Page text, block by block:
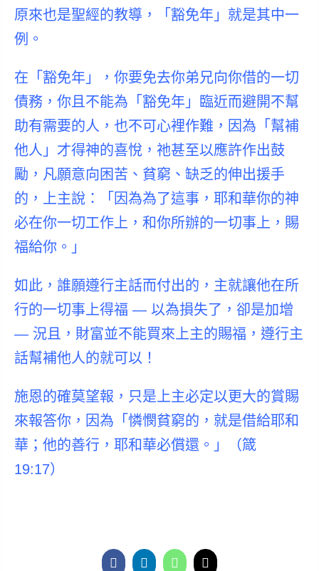
原來也是聖經的教導，「豁免年」就是其中一
例。
在「豁免年」，你要免去你弟兄向你借的一切
債務，你且不能為「豁免年」臨近而避開不幫
助有需要的人，也不可心裡作難，因為「幫補
他人」才得神的喜悅，祂甚至以應許作出鼓
勵，凡願意向困苦、貧窮、缺乏的伸出援手
的，上主說：「因為為了這事，耶和華你的神
必在你一切工作上，和你所辦的一切事上，賜
福給你。」
如此，誰願遵行主話而付出的，主就讓他在所
行的一切事上得福 — 以為損失了，卻是加增
— 況且， 財富並不能買來上主的賜福，遵行主
話幫補他人的就可以！
施恩的確莫望報，只是上主必定以更大的賞賜
來報答你，因為「憐憫貧窮的，就是借給耶和
華；他的善行，耶和華必償還。」
（箴
19:17）